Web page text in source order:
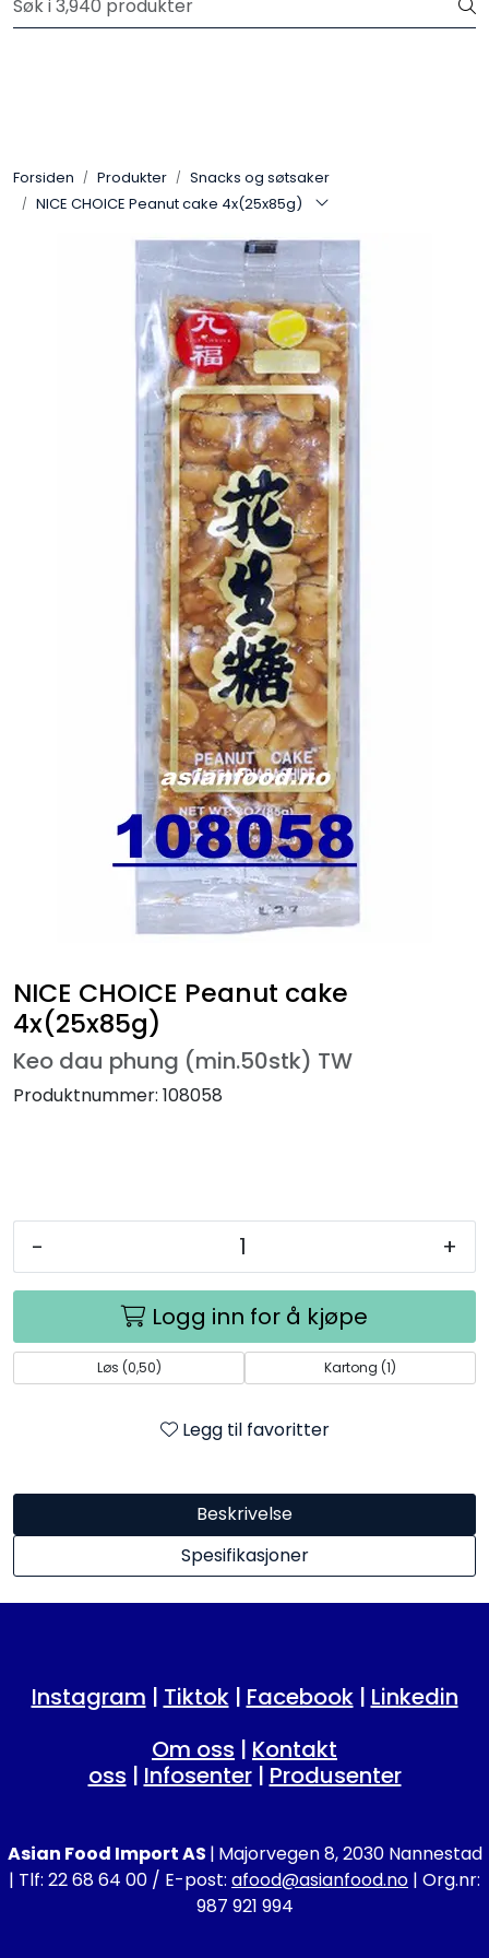
Skip to main content
Velkommen til vår nye nettbutikk! Trykk her for å lese mer
Forsiden Produkter
Snacks og søtsaker
NICE CHOICE Peanut cake 4x(25x85g)
NICE CHOICE Peanut cake
4x(25x85g)
Keo dau phung (min.50stk) TW
Produktnummer: 108058
- +
Logg inn for å kjøpe
Løs (0,50) Kartong (1)
Legg til favoritter
Beskrivelse
Spesifikasjoner
Instagram | Tiktok| Facebook| Linkedin
Om oss | Kontakt
oss | Infosenter| Produsenter
Asian Food Import AS | Majorvegen 8, 2030 Nannestad
| Tlf: 22 68 64 00 / E-post: afood@asianfood.no | Org.nr:
987 921 994
Restaurantprodukter